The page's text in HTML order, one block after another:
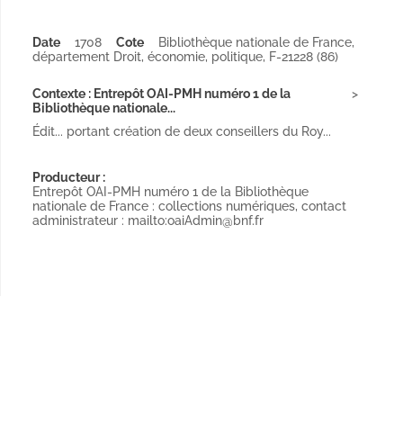
Date 1708 Cote
Bibliothèque nationale de France,
département Droit, économie, politique, F-21228 (86)
Contexte : Entrepôt OAI-PMH numéro 1 de la
Bibliothèque nationale...
Édit... portant création de deux conseillers du Roy...
Producteur :
Entrepôt OAI-PMH numéro 1 de la Bibliothèque
nationale de France : collections numériques, contact
administrateur : mailto:oaiAdmin@bnf.fr